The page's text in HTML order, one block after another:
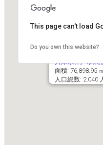
兵庫県神戸市東
面積: 76,898.95
人口総数: 2,040
This page can't load
Do you own this website?